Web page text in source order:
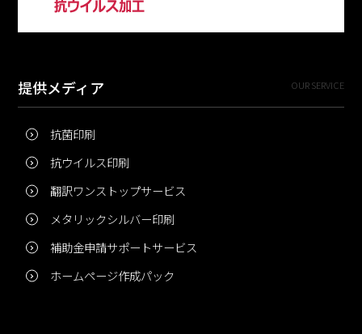
提供メディア OUR SERVICE
抗菌印刷
抗ウイルス印刷
翻訳ワンストップサービス
メタリックシルバー印刷
補助金申請サポートサービス
ホームページ作成パック